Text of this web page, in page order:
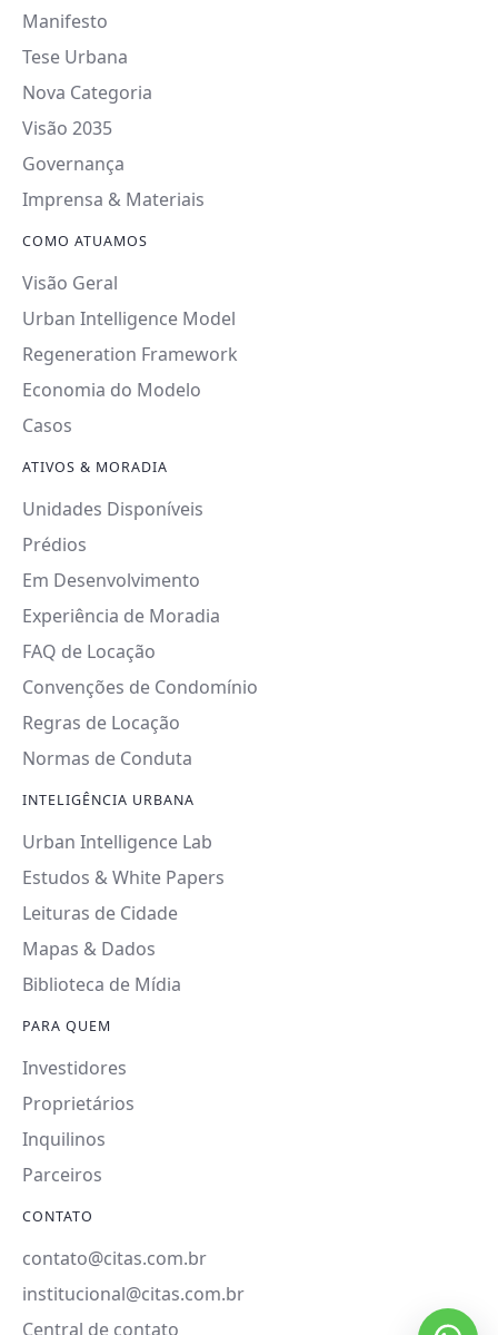
Manifesto
Tese Urbana
Nova Categoria
Visão 2035
Governança
Imprensa & Materiais
COMO ATUAMOS
Visão Geral
Urban Intelligence Model
Regeneration Framework
Economia do Modelo
Casos
ATIVOS & MORADIA
Unidades Disponíveis
Prédios
Em Desenvolvimento
Experiência de Moradia
FAQ de Locação
Convenções de Condomínio
Regras de Locação
Normas de Conduta
INTELIGÊNCIA URBANA
Urban Intelligence Lab
Estudos & White Papers
Leituras de Cidade
Mapas & Dados
Biblioteca de Mídia
PARA QUEM
Investidores
Proprietários
Inquilinos
Parceiros
CONTATO
contato@citas.com.br
institucional@citas.com.br
Central de contato